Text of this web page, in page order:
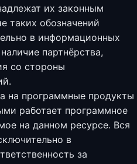
их законным
таких обозначений
в информационных
партнёрства,
со стороны
на программные продукты
работает программное
на данном ресурсе. Вся
в
за